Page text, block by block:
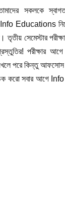
সকলকে
Info Educations
সেমেস্টার
পরীক্ষার
পরে কিন্তু
করো সবার আগে